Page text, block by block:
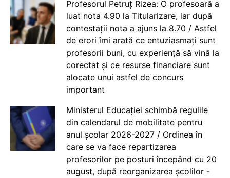
Profesorul Petruț Rizea: O profesoară a
luat nota 4.90 la Titularizare, iar după
contestații nota a ajuns la 8.70 / Astfel
de erori îmi arată ce entuziasmați sunt
profesorii buni, cu experiență să vină la
corectat și ce resurse financiare sunt
alocate unui astfel de concurs
important
Ministerul Educației schimbă regulile
din calendarul de mobilitate pentru
anul școlar 2026-2027 / Ordinea în
care se va face repartizarea
profesorilor pe posturi începând cu 20
august, după reorganizarea școlilor -